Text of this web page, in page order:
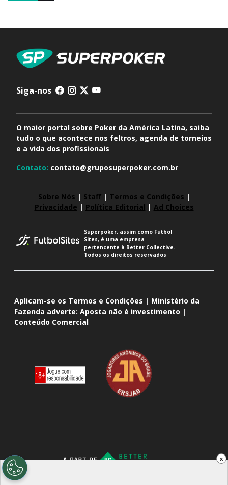
x
Siga-nos
O maior portal sobre Poker da América Latina, saiba
tudo o que acontece nos feltros, agenda de torneios
e a vida dos profissionais
Contato: contato@gruposuperpoker.com.br
Sobre Nós | Staff| Termos e Condições |
Privacidade | Política Editorial | Ad Choices
Superpoker, assim como Futbol
Sites, é uma empresa
pertencente à Better Collective.
Todos os direitos reservados
Aplicam-se os Termos e Condições | Ministério da
Fazenda adverte: Aposta não é investimento |
Conteúdo Comercial